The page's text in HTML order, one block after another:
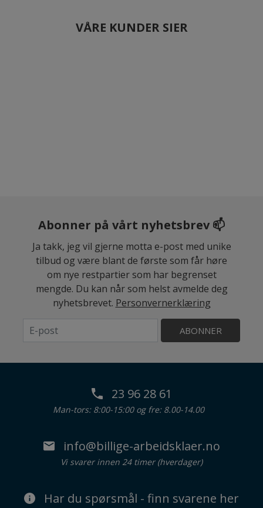
VÅRE KUNDER SIER
Abonner på vårt nyhetsbrev 📫
Ja takk, jeg vil gjerne motta e-post med unike
tilbud og være blant de første som får høre
om nye restpartier som har begrenset
mengde. Du kan når som helst avmelde deg
nyhetsbrevet. Personvernerklæring
ABONNER
23 96 28 61
Man-tors: 8:00-15:00 og fre: 8.00-14.00
info@billige-arbeidsklaer.no
Vi svarer innen 24 timer (hverdager)
Har du spørsmål - finn svarene her